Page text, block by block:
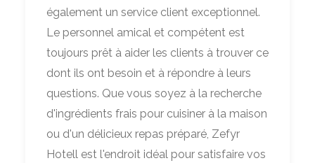
également un service client exceptionnel.
Le personnel amical et compétent est
toujours prêt à aider les clients à trouver ce
dont ils ont besoin et à répondre à leurs
questions. Que vous soyez à la recherche
d'ingrédients frais pour cuisiner à la maison
ou d'un délicieux repas préparé, Zefyr
Hotell est l'endroit idéal pour satisfaire vos